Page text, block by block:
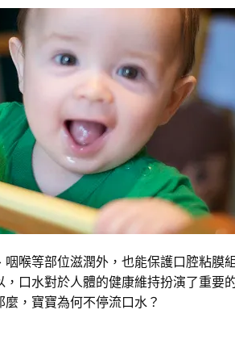
咽喉等部位滋潤外，也能保護口腔粘膜
，口水對於人體的健康維持扮演了重要
，寶寶為何不停流口水？